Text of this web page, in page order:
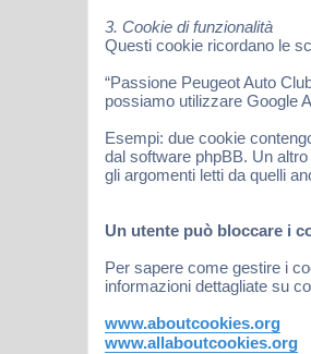
3. Cookie di funzionalità
Questi cookie ricordano le
“Passione Peugeot Auto
possiamo utilizzare Google
Esempi: due cookie
dal software phpBB. Un
gli argomenti letti da quelli
Un utente può bloccare i
Per sapere come gestire i
informazioni dettagliate su
www.aboutcookies.org
www.allaboutcookies.org